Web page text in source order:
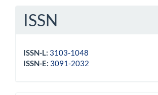
ISSN
ISSN-L: 3103-1048
ISSN-E: 3091-2032